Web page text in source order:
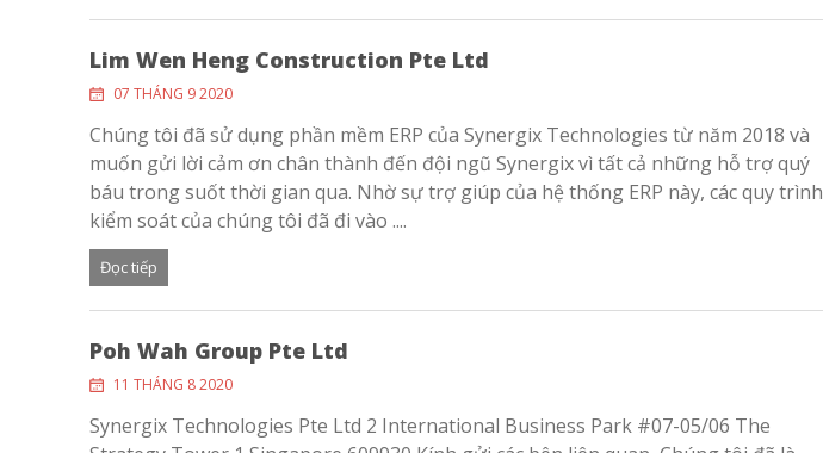
Lim Wen Heng Construction Pte Ltd
07 THÁNG 9 2020
Chúng tôi đã sử dụng phần mềm ERP của Synergix Technologies từ năm 2018 và
muốn gửi lời cảm ơn chân thành đến đội ngũ Synergix vì tất cả những hỗ trợ quý
báu trong suốt thời gian qua. Nhờ sự trợ giúp của hệ thống ERP này, các quy trình
kiểm soát của chúng tôi đã đi vào ....
Đọc tiếp
Poh Wah Group Pte Ltd
11 THÁNG 8 2020
Synergix Technologies Pte Ltd 2 International Business Park #07-05/06 The